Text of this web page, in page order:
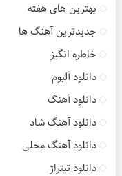
بهترین های هفته
جدیدترین آهنگ ها
خاطره انگیز
دانلود آلبوم
دانلود آهنگ
دانلود آهنگ شاد
دانلود آهنگ محلی
دانلود تیتراژ